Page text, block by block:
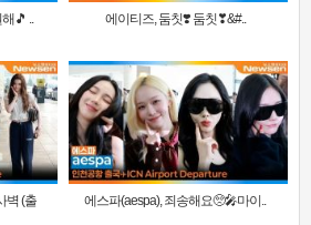
🎵 .. 에이티즈, 둠칫❣️ 둠칫❣&#..
벽 (출
에스파(aespa), 죄송해요🥺🎤마이..